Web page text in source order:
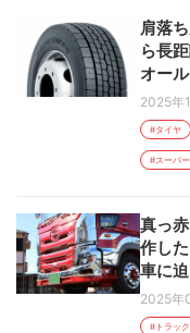
肩落
ら長
オー
2025年
#タイヤ
#スーパ
真っ
作し
車に迫
2025年
#トラック